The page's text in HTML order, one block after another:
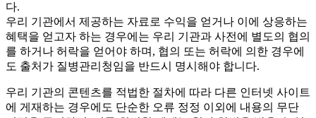
다.
우리 기관에서 제공하는 자료로 수익을 얻거나 이에 상응하는
혜택을 얻고자 하는 경우에는 우리 기관과 사전에 별도의 협의
를 하거나 허락을 얻어야 하며, 협의 또는 허락에 의한 경우에
도 출처가 질병관리청임을 반드시 명시해야 합니다.
우리 기관의 콘텐츠를 적법한 절차에 따라 다른 인터넷 사이트
에 게재하는 경우에도 단순한 오류 정정 이외에 내용의 무단